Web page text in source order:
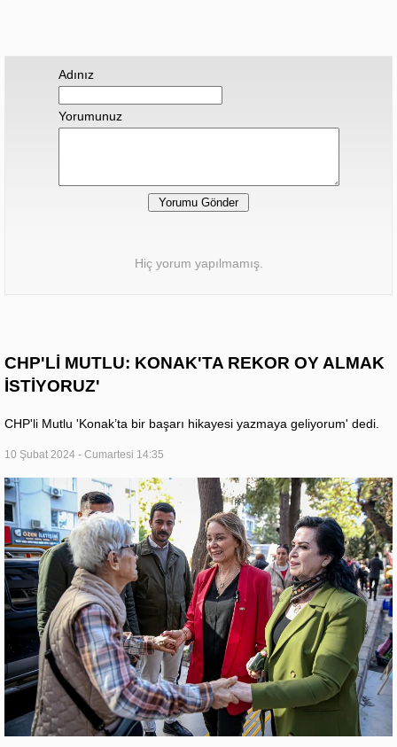
Adınız
Yorumunuz
Hiç yorum yapılmamış.
CHP'Lİ MUTLU: KONAK'TA REKOR OY ALMAK
İSTİYORUZ'
CHP'li Mutlu 'Konak’ta bir başarı hikayesi yazmaya geliyorum' dedi.
10 Şubat 2024 - Cumartesi 14:35